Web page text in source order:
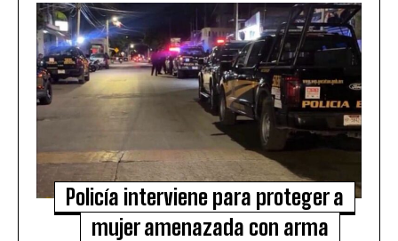
Policía interviene para proteger a
mujer amenazada con arma